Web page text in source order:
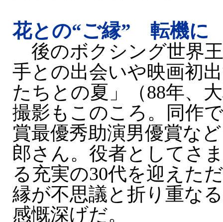
花との“ご縁” 転機に
後のボクシング世界
手との出会いや映画初
たちとの夏」（88年、
撮影もこのころ。同作
賞最優秀助演男優賞な
郎さん。役者としてさ
る充実の30代を迎えた
縁が不思議と折り重な
感慨深げだ。